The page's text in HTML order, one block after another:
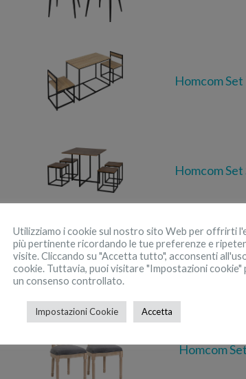
Homcom Set
Homcom Set
Homcom Set
Homcom
Utilizziamo i cookie sul nostro sito Web per offrirti
più pertinente ricordando le tue preferenze e
visite. Cliccando su "Accetta tutto", acconsenti
cookie. Tuttavia, puoi visitare "Impostazioni
un consenso controllato.
Impostazioni Cookie Accetta